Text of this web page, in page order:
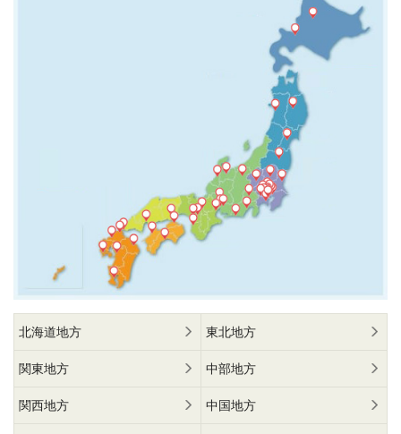
北海道地方 東北地方
関東地方 中部地方
関西地方 中国地方